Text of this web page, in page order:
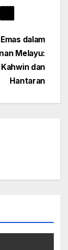
Emas dalam
Melayu:
dan
Hantaran